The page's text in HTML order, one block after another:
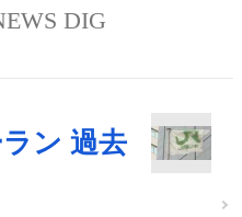
DIG
ン 過去